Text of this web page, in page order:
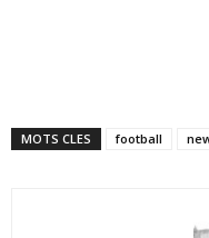
MOTS CLES football